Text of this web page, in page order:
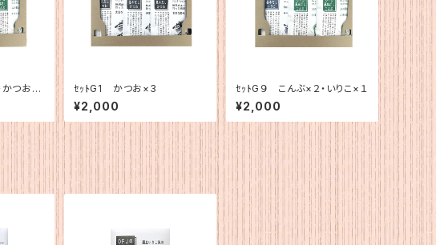
つお×
ｾｯﾄG1 かつお×3
¥2,000
ｾｯﾄG９ こんぶ×２・いりこ×１
¥2,000